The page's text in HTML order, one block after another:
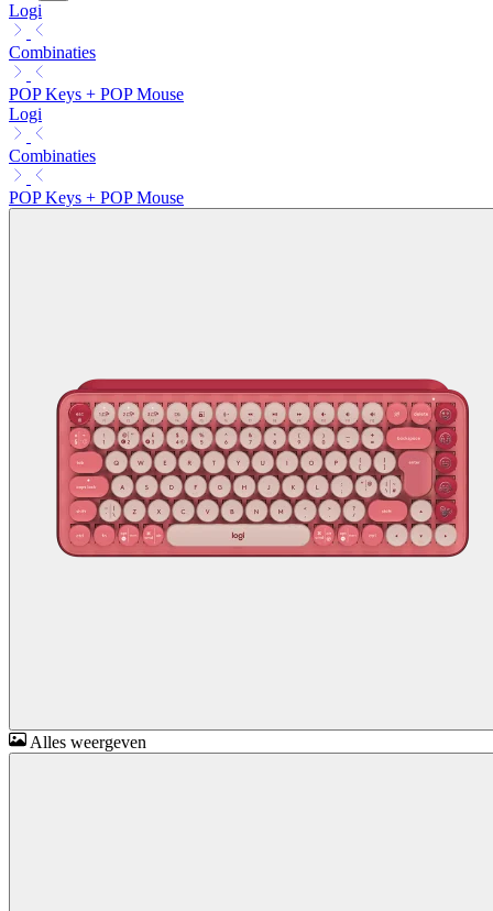
Logi
Combinaties
POP Keys + POP Mouse
Logi
Combinaties
POP Keys + POP Mouse
Alles weergeven